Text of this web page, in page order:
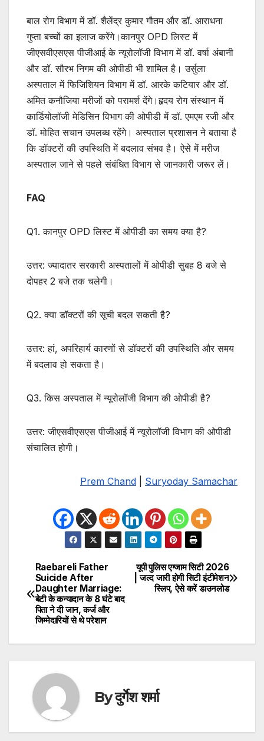
बाल रोग विभाग में डॉ. शैलेंद्र कुमार गौतम और डॉ. आराधना
गुप्ता बच्चों का इलाज करेंगे।कानपुर OPD लिस्ट में
जीएसवीएसएस पीजीआई के न्यूरोलॉजी विभाग में डॉ. वर्षा अंबानी
और डॉ. सौरभ निगम की ओपीडी भी शामिल है। उर्सुला
अस्पताल में फिजिशियन विभाग में डॉ. आरके कटियार और डॉ.
अमित कनौजिया मरीजों को परामर्श देंगे।हृदय रोग संस्थान में
कार्डियोलॉजी मेडिसिन विभाग की ओपीडी में डॉ. एमएम रजी और
डॉ. मोहित सचान उपलब्ध रहेंगे। अस्पताल प्रशासन ने बताया है
कि डॉक्टरों की उपस्थिति में बदलाव संभव है। ऐसे में मरीज
अस्पताल जाने से पहले संबंधित विभाग से जानकारी जरूर लें।
FAQ
Q1. कानपुर OPD लिस्ट में ओपीडी का समय क्या है?
उत्तर: ज्यादातर सरकारी अस्पतालों में ओपीडी सुबह 8 बजे से
दोपहर 2 बजे तक चलेगी।
Q2. क्या डॉक्टरों की सूची बदल सकती है?
उत्तर: हां, अपरिहार्य कारणों से डॉक्टरों की उपस्थिति और समय
में बदलाव हो सकता है।
Q3. किस अस्पताल में न्यूरोलॉजी विभाग की ओपीडी है?
उत्तर: जीएसवीएसएस पीजीआई में न्यूरोलॉजी विभाग की ओपीडी
संचालित होगी।
Prem Chand Suryoday Samachar
Post
navigation
यूपी पुलिस एग्जाम सिटी 2026
| जल्द जारी होगी सिटी इंटीमेशन
स्लिप, ऐसे करें डाउनलोड
Raebareli Father
Suicide After
Daughter Marriage:
बेटी के कन्यादान के 8 घंटे बाद
पिता ने दी जान, कर्ज और
जिम्मेदारियों से थे परेशान
Byदुर्गेश शर्मा